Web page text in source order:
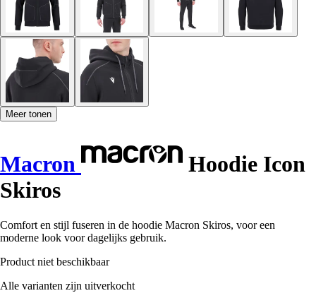
Meer tonen
Macron
Hoodie Icon
Skiros
Comfort en stijl fuseren in de hoodie Macron Skiros, voor een
moderne look voor dagelijks gebruik.
Product niet beschikbaar
Alle varianten zijn uitverkocht